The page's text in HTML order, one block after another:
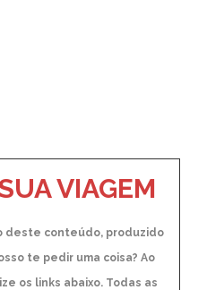
VIAGEM
deste conteúdo, produzido
te pedir uma coisa? Ao
os links abaixo. Todas as